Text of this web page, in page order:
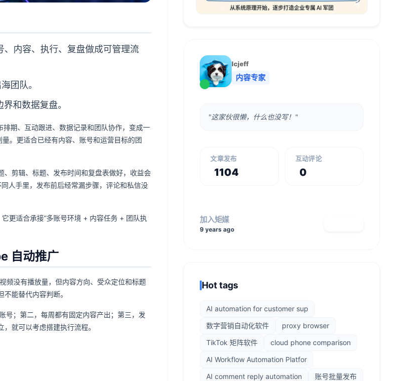
内容、执行、复盘做成可管理流
团队。
和数据复盘。
期、互动跟进、数据记录和团队协作，变成一
。更适合已经有内容、账号和运营目标的团
剪辑、标题、发布时间和复盘表做好，收益会
人手里，发布前后经常漏步骤，评论和私信没
更适合承接“多账号环境 + 内容任务 + 团队执
自动推广
频没有播放量，但内容方向、受众定位和标题
能替代内容判断。
号；第二，每周都有固定内容产出；第三，发
就可以考虑搭建执行流程。
lcjeff
内容专家
"这家伙很懒，什么也没写！"
文章发布
1104
互动评论
0
加入矩媒
9 years ago
Hot tags
AI automation for customer sup
数字营销自动化软件
proxy browser
TikTok 矩阵软件
cloud phone comparison
AI Workflow Automation Platfor
AI comment reply automation
账号批量发布